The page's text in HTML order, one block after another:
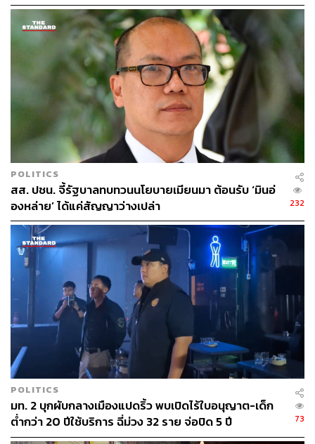
142
ABOUT THE AUTHOR
THE STANDARD TEAM
กองบรรณาธิการ THE STANDARD
ABOUT THE PHOTOGRAPHER
บรรณาธิการภาพ ประจำสำนักข่าว THE
STANDARD
POLITICS
สส. ปชน. จี้รัฐบาลทบทวนนโยบายเมียนมา ต้อนรับ ‘มินอ่
องหล่าย’ ได้แค่สัญญาว่างเปล่า
232
POLITICS
มท. 2 บุกผับกลางเมืองแปดริ้ว พบเปิดไร้ใบอนุญาต-เด็ก
ต่ำกว่า 20 ปีใช้บริการ ฉี่ม่วง 32 ราย จ่อปิด 5 ปี
73